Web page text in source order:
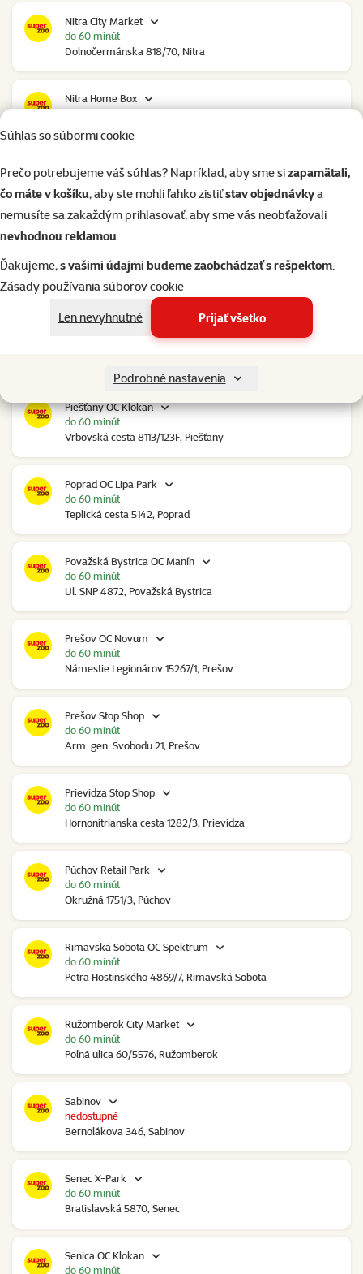
Súhlas so súbormi cookie
Prečo potrebujeme váš súhlas? Napríklad, aby sme sizapamätali,
čo máte v košíku, aby ste mohli ľahko zistiťstav objednávkya
nemusíte sa zakaždým prihlasovať, aby sme vás neobťažovali
nevhodnou reklamou.
Ďakujeme,s vašimi údajmi budeme zaobchádzať s rešpektom.
Zásady používania súborov cookie
Len nevyhnutné
Prijať všetko
Podrobné nastavenia
Nitra City Market
Dolnočermánska 818/70, Nitra
do 60 minút
Nitra Home Box
Bratislavská 35, Nitra
do 60 minút
Nové Mesto nad Váhom RGB Javorina
Trenčianska 2740/70, Nové Mesto nad Váhom
do 60 minút
Nitrianska cesta 109, Nové Zámky
do 60 minút
Pezinok Bozin Shopping
Piešťany OC Klokan
Vrbovská cesta 8113/123F, Piešťany
do 60 minút
Poprad OC Lipa Park
Teplická cesta 5142, Poprad
do 60 minút
Považská Bystrica OC Manín
Ul. SNP 4872, Považská Bystrica
do 60 minút
Prešov OC Novum
Námestie Legionárov 15267/1, Prešov
do 60 minút
Prešov Stop Shop
Arm. gen. Svobodu 21, Prešov
do 60 minút
Prievidza Stop Shop
Hornonitrianska cesta 1282/3, Prievidza
do 60 minút
Púchov Retail Park
Okružná 1751/3, Púchov
do 60 minút
Rimavská Sobota OC Spektrum
Petra Hostinského 4869/7, Rimavská Sobota
do 60 minút
Ružomberok City Market
Poľná ulica 60/5576, Ružomberok
do 60 minút
Sabinov
Bernolákova 346, Sabinov
nedostupné
Senec X-Park
Bratislavská 5870, Senec
do 60 minút
Senica OC Klokan
do 60 minút